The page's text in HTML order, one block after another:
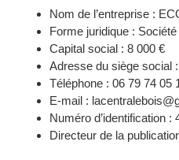
Nom de l’entreprise :
Forme juridique :
Capital social : 8 000 €
Adresse du siège social
Téléphone : 06 79 74 05
E-mail :
Numéro d’identification
Directeur de la